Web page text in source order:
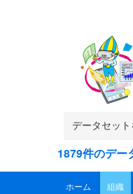
1879件のデー
ホーム 組織